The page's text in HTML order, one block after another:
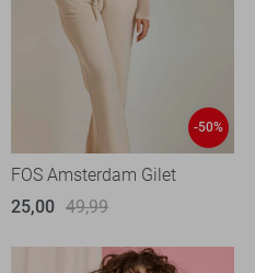
-50%
FOS Amsterdam Gilet
25,00 49,99